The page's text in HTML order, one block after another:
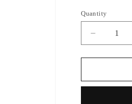
Quantity
Quantity
Decrease
quantity
for
Ojito